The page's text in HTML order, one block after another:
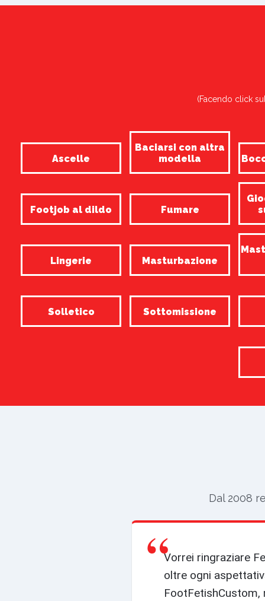
(Facendo click
Ascelle
Baciarsi con altra
modella
Footjob al dildo Fumare
Lingerie Masturbazione
Solletico Sottomissione
Dal 2008
“Vorrei ringraziare
oltre ogni
FootFetishCustom,